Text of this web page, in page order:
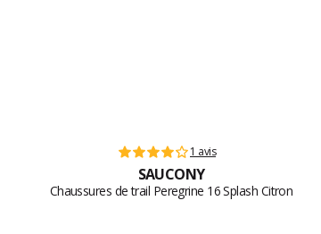
1 avis
SAUCONY
Chaussures de trail Peregrine 16 Splash Citron